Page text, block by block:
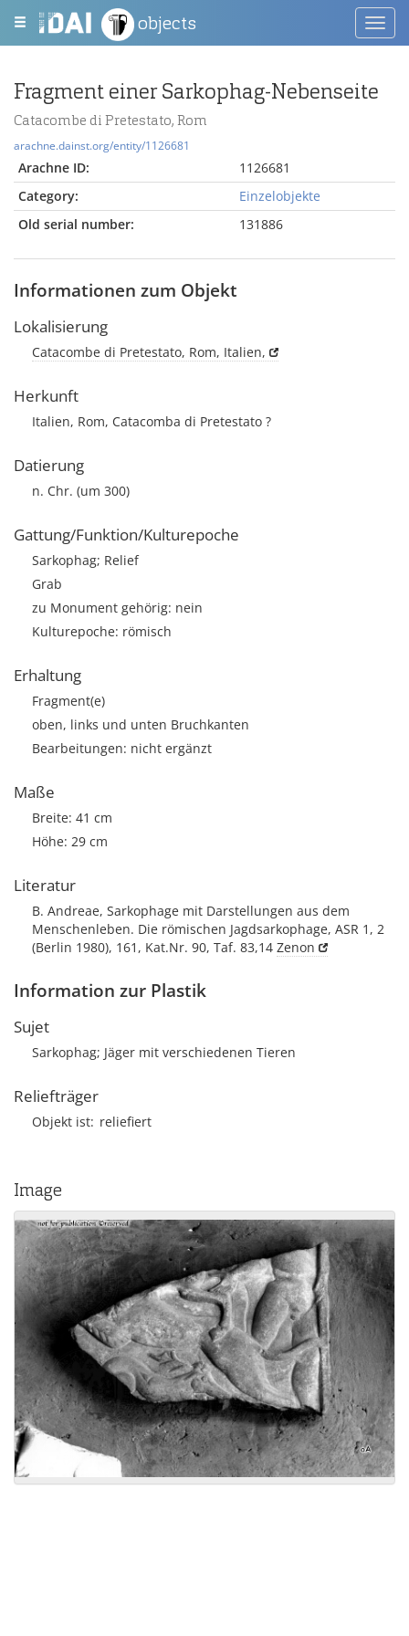
objects
Fragment einer Sarkophag-Nebenseite
Catacombe di Pretestato, Rom
arachne.dainst.org/entity/1126681
Arachne ID:
1126681
Category:
Einzelobjekte
Old serial number:
131886
Informationen zum Objekt
Lokalisierung
Catacombe di Pretestato, Rom, Italien,
Herkunft
Italien, Rom, Catacomba di Pretestato ?
Datierung
n. Chr. (um 300)
Gattung/Funktion/Kulturepoche
Sarkophag; Relief
Grab
zu Monument gehörig: nein
Kulturepoche: römisch
Erhaltung
Fragment(e)
oben, links und unten Bruchkanten
Bearbeitungen: nicht ergänzt
Maße
Breite: 41 cm
Höhe: 29 cm
Literatur
B. Andreae, Sarkophage mit Darstellungen aus dem
Menschenleben. Die römischen Jagdsarkophage, ASR 1, 2
(Berlin 1980), 161, Kat.Nr. 90, Taf. 83,14 Zenon
Information zur Plastik
Sujet
Sarkophag; Jäger mit verschiedenen Tieren
Reliefträger
Objekt ist reliefiert
Image